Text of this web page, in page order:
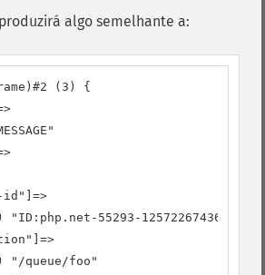
algo semelhante a:
(3) {
id"]=>
"ID:php.net-55293-1257226743606-
"/queue/foo"